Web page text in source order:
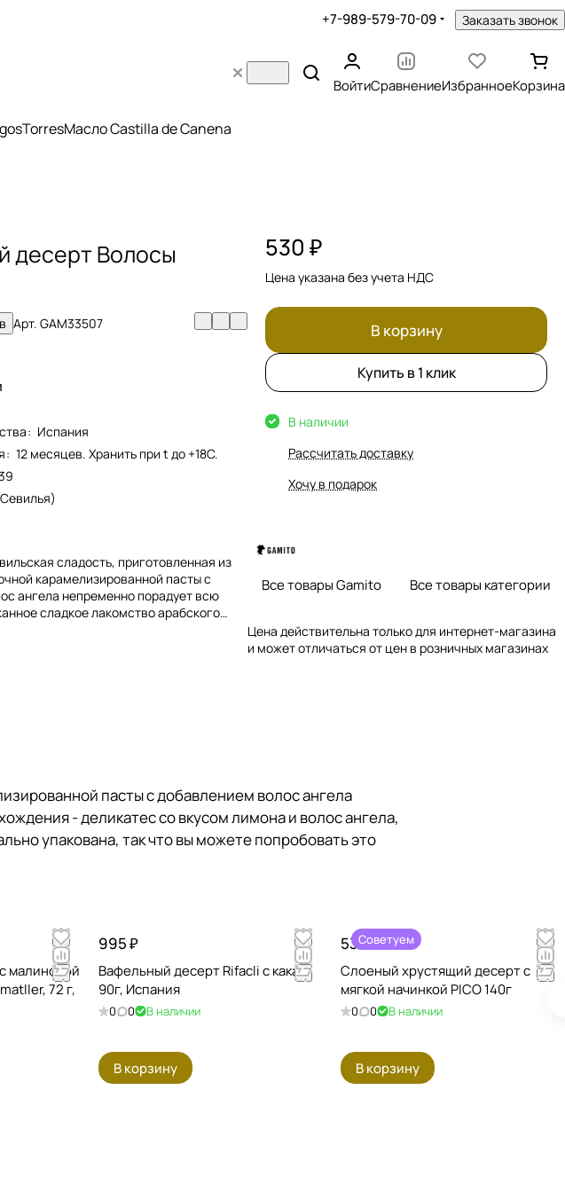
+7-989-579-70-09 Заказать звонок
ВойтиСравнениеИзбранноеКорзина
TorresМасло Castilla de Canena
десерт Волосы
Арт.GAM33507
: Испания
: 12 месяцев. Хранить при t до +18С.
сладость, приготовленная из
карамелизированной пасты с
ангела непременно порадует всю
сладкое лакомство арабского
со вкусом лимона и волос
для перекуса. Изготовлена
530 ₽
Цена указана без учета НДС
В корзину
Купить в 1 клик
В наличии
Рассчитать доставку
Хочу в подарок
Все товары Gamito Все товары категории
Цена действительна только для интернет-магазина
и может отличаться от цен в розничных магазинах
пасты с добавлением волос ангела
- деликатес со вкусом лимона и волос ангела,
упакована, так что вы можете попробовать это
малиновой
72 г,
995 ₽
Вафельный десерт Rifacli с какао
90г, Испания
0 0 В наличии
В корзину
Советуем
530 ₽
Слоеный хрустящий десерт с
мягкой начинкой PICO 140г
0 0 В наличии
В корзину